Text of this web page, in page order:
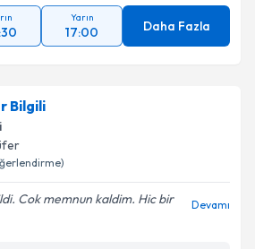
Yarın
17:00 Daha Fazla
Bilgili
Cok memnun kaldim. Hic bir
Devamı